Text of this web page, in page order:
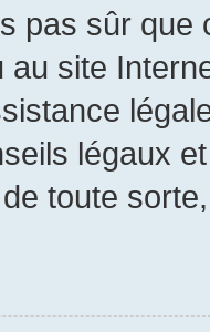
pas sûr
site
légaux
toute